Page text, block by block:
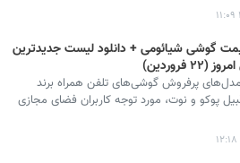
گوشی‌ شیائومی + دانلود لیست جدیدترین
فروردین)
پرفروش گوشی‌های تلفن همراه برند
پوکو و نوت، مورد توجه کاربران فضای مجازی